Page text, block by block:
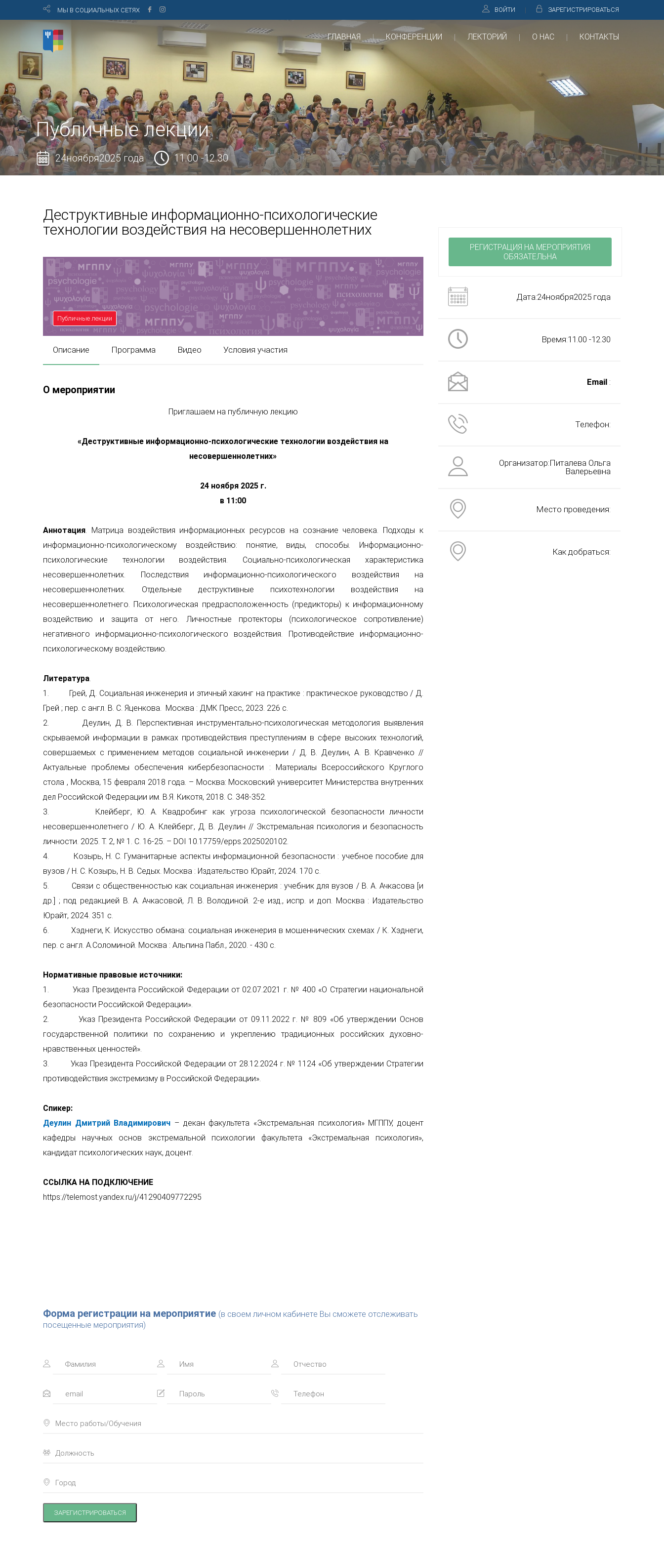
МЫ В СОЦИАЛЬНЫХ СЕТЯХ ВОЙТИ ЗАРЕГИСТРИРОВАТЬСЯ
ГЛАВНАЯ КОНФЕРЕНЦИИ ЛЕКТОРИЙ О НАС КОНТАКТЫ
Публичные лекции
24ноября2025 года 11.00 -12.30
Деструктивные информационно-психологические
технологии воздействия на несовершеннолетних
Публичные лекции
Описание Программа Видео Условия участия
О мероприятии
Приглашаем на публичную лекцию
«Деструктивные информационно-психологические технологии воздействия на
несовершеннолетних»
24 ноября 2025 г.
в 11:00
Аннотация. Матрица воздействия информационных ресурсов на сознание человека. Подходы к
информационно-психологическому воздействию: понятие, виды, способы. Информационно-
психологические технологии воздействия. Социально-психологическая характеристика
несовершеннолетних. Последствия информационно-психологического воздействия на
несовершеннолетних. Отдельные деструктивные психотехнологии воздействия на
несовершеннолетнего. Психологическая предрасположенность (предикторы) к информационному
воздействию и защита от него. Личностные протекторы (психологическое сопротивление)
негативного информационно-психологического воздействия. Противодействие информационно-
психологическому воздействию.
Литература.
1. Грей, Д. Социальная инженерия и этичный хакинг на практике : практическое руководство / Д.
Грей ; пер. с англ. В. С. Яценкова. Москва : ДМК Пресс, 2023. 226 с.
2. Деулин, Д. В. Перспективная инструментально-психологическая методология выявления
скрываемой информации в рамках противодействия преступлениям в сфере высоких технологий,
совершаемых с применением методов социальной инженерии / Д. В. Деулин, А. В. Кравченко //
Актуальные проблемы обеспечения кибербезопасности : Материалы Всероссийского Круглого
стола , Москва, 15 февраля 2018 года. – Москва: Московский университет Министерства внутренних
дел Российской Федерации им. В.Я. Кикотя, 2018. С. 348-352.
3. Клейберг, Ю. А. Квадробинг как угроза психологической безопасности личности
несовершеннолетнего / Ю. А. Клейберг, Д. В. Деулин // Экстремальная психология и безопасность
личности. 2025. Т. 2, № 1. С. 16-25. – DOI 10.17759/epps.2025020102.
4. Козырь, Н. С. Гуманитарные аспекты информационной безопасности : учебное пособие для
вузов / Н. С. Козырь, Н. В. Седых. Москва : Издательство Юрайт, 2024. 170 с.
5. Связи с общественностью как социальная инженерия : учебник для вузов / В. А. Ачкасова [и
др.] ; под редакцией В. А. Ачкасовой, Л. В. Володиной. 2-е изд., испр. и доп. Москва : Издательство
Юрайт, 2024. 351 с.
6. Хэднеги, К. Искусство обмана: социальная инженерия в мошеннических схемах / К. Хэднеги,
пер. с англ. А.Соломиной. Москва : Альпина Пабл., 2020. - 430 с.
Нормативные правовые источники:
1. Указ Президента Российской Федерации от 02.07.2021 г. № 400 «О Стратегии национальной
безопасности Российской Федерации».
2. Указ Президента Российской Федерации от 09.11.2022 г. № 809 «Об утверждении Основ
государственной политики по сохранению и укреплению традиционных российских духовно-
нравственных ценностей».
3. Указ Президента Российской Федерации от 28.12.2024 г. № 1124 «Об утверждении Стратегии
противодействия экстремизму в Российской Федерации».
Спикер:
Деулин Дмитрий Владимирович – декан факультета «Экстремальная психология» МГППУ, доцент
кафедры научных основ экстремальной психологии факультета «Экстремальная психология»,
кандидат психологических наук, доцент.
ССЫЛКА НА ПОДКЛЮЧЕНИЕ
https://telemost.yandex.ru/j/41290409772295
Форма регистрации на мероприятие (в своем личном кабинете Вы сможете отслеживать
посещенные мероприятия)
ЗАРЕГИСТРИРОВАТЬСЯ
РЕГИСТРАЦИЯ НА МЕРОПРИЯТИЯ
ОБЯЗАТЕЛЬНА
Дата:24ноября2025 года
Время:11.00 -12.30
Email :
Телефон:
Организатор:Питалева Ольга
Валерьевна
Место проведения:
Как добраться: